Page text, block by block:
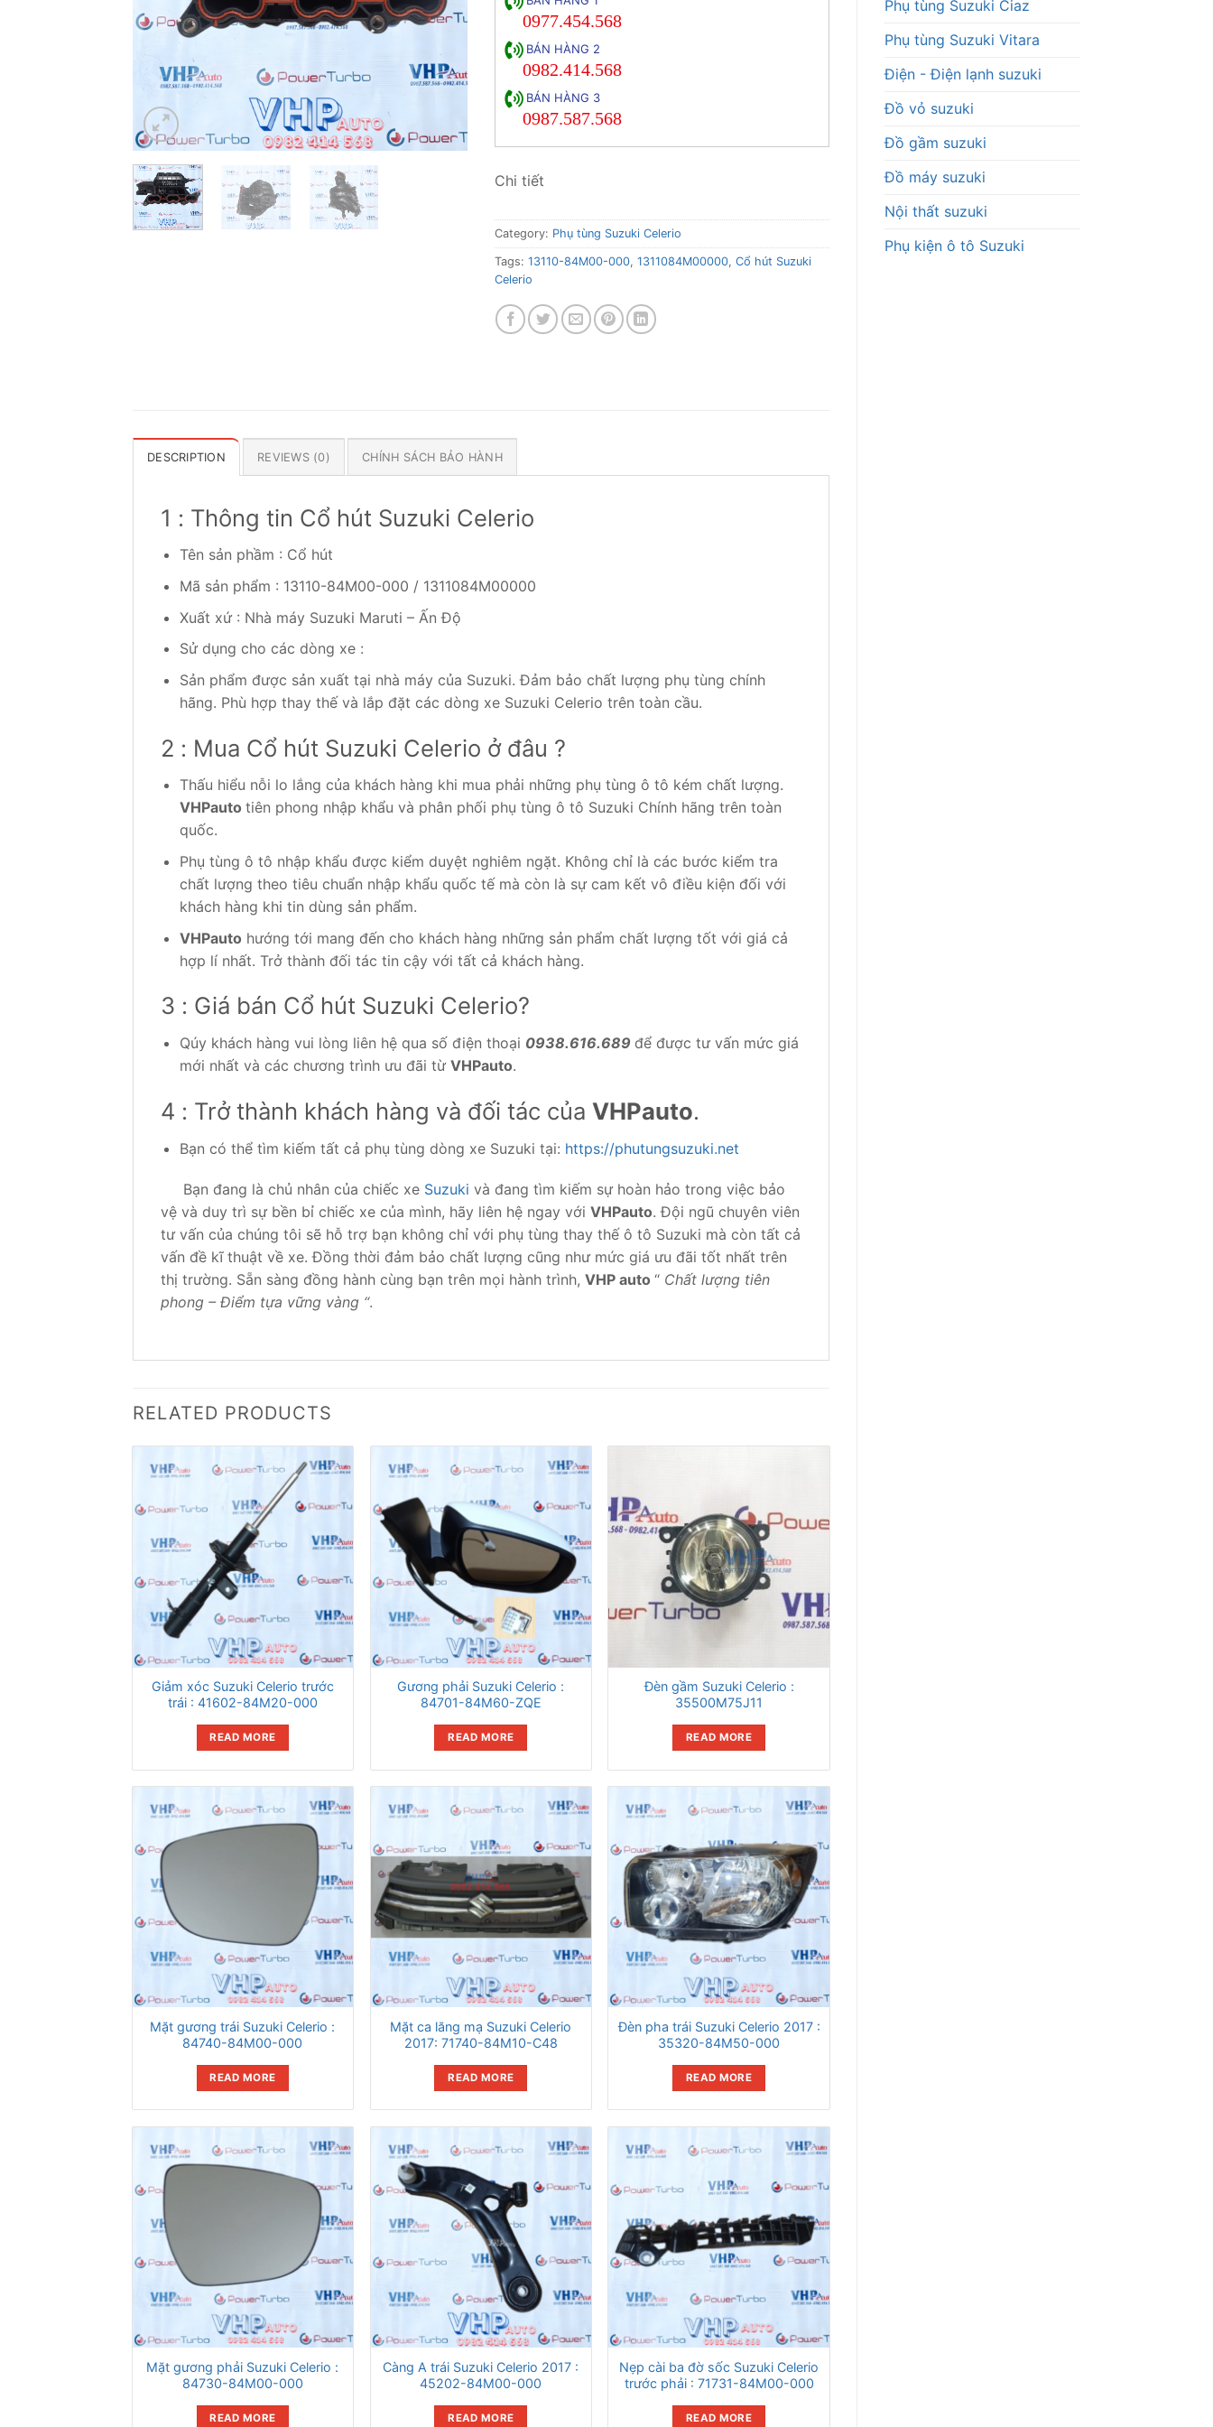
Phụ tùng Suzuki Ciaz
Phụ tùng Suzuki Vitara
Điện - Điện lạnh suzuki
Đồ vỏ suzuki
Đồ gầm suzuki
Đồ máy suzuki
Nội thất suzuki
Phụ kiện ô tô Suzuki
0977.454.568
BÁN HÀNG 2
0982.414.568
BÁN HÀNG 3
0987.587.568
Chi tiết
Category: Phụ tùng Suzuki Celerio
Tags: 13110-84M00-000, 1311084M00000, Cổ hút Suzuki
Celerio
DESCRIPTION REVIEWS (0) CHÍNH SÁCH BẢO HÀNH
1 : Thông tin Cổ hút Suzuki Celerio
Tên sản phầm : Cổ hút
Mã sản phẩm : 13110-84M00-000 / 1311084M00000
Xuất xứ : Nhà máy Suzuki Maruti – Ấn Độ
Sử dụng cho các dòng xe :
Sản phẩm được sản xuất tại nhà máy của Suzuki. Đảm bảo chất lượng phụ tùng chính
hãng. Phù hợp thay thế và lắp đặt các dòng xe Suzuki Celerio trên toàn cầu.
2 : Mua Cổ hút Suzuki Celerio ở đâu ?
Thấu hiểu nỗi lo lắng của khách hàng khi mua phải những phụ tùng ô tô kém chất lượng.
VHPauto tiên phong nhập khẩu và phân phối phụ tùng ô tô Suzuki Chính hãng trên toàn
quốc.
Phụ tùng ô tô nhập khẩu được kiểm duyệt nghiêm ngặt. Không chỉ là các bước kiểm tra
chất lượng theo tiêu chuẩn nhập khẩu quốc tế mà còn là sự cam kết vô điều kiện đối với
khách hàng khi tin dùng sản phẩm.
VHPauto hướng tới mang đến cho khách hàng những sản phẩm chất lượng tốt với giá cả
hợp lí nhất. Trở thành đối tác tin cậy với tất cả khách hàng.
3 : Giá bán Cổ hút Suzuki Celerio?
Qúy khách hàng vui lòng liên hệ qua số điện thoại 0938.616.689 để được tư vấn mức giá
mới nhất và các chương trình ưu đãi từ VHPauto.
4 : Trở thành khách hàng và đối tác của VHPauto.
Bạn có thể tìm kiếm tất cả phụ tùng dòng xe Suzuki tại: https://phutungsuzuki.net
Bạn đang là chủ nhân của chiếc xe Suzuki và đang tìm kiếm sự hoàn hảo trong việc bảo
vệ và duy trì sự bền bỉ chiếc xe của mình, hãy liên hệ ngay với VHPauto. Đội ngũ chuyên viên
tư vấn của chúng tôi sẽ hỗ trợ bạn không chỉ với phụ tùng thay thế ô tô Suzuki mà còn tất cả
vấn đề kĩ thuật về xe. Đồng thời đảm bảo chất lượng cũng như mức giá ưu đãi tốt nhất trên
thị trường. Sẵn sàng đồng hành cùng bạn trên mọi hành trình, VHP auto “ Chất lượng tiên
phong – Điểm tựa vững vàng “.
RELATED PRODUCTS
Giảm xóc Suzuki Celerio trước
trái : 41602-84M20-000
READ MORE
Gương phải Suzuki Celerio :
84701-84M60-ZQE
READ MORE
Đèn gầm Suzuki Celerio :
35500M75J11
READ MORE
Mặt gương trái Suzuki Celerio :
84740-84M00-000
READ MORE
Mặt ca lăng mạ Suzuki Celerio
2017: 71740-84M10-C48
READ MORE
Đèn pha trái Suzuki Celerio 2017 :
35320-84M50-000
READ MORE
Mặt gương phải Suzuki Celerio :
84730-84M00-000
READ MORE
Càng A trái Suzuki Celerio 2017 :
45202-84M00-000
READ MORE
Nẹp cài ba đờ sốc Suzuki Celerio
trước phải : 71731-84M00-000
READ MORE